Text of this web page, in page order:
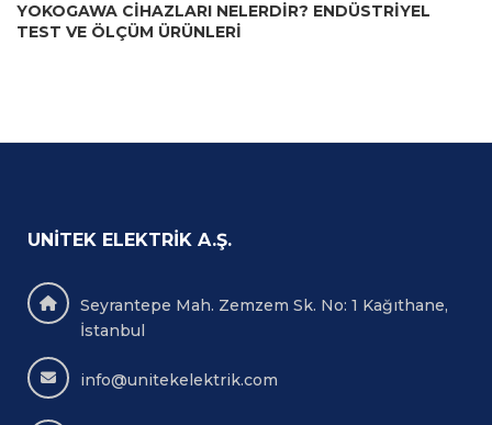
YOKOGAWA CIHAZLARI NELERDIR? ENDÜSTRIYEL
TEST VE ÖLÇÜM ÜRÜNLERI
UNITEK ELEKTRIK A.Ş.
Seyrantepe Mah. Zemzem Sk. No: 1 Kağıthane,
İstanbul
info@unitekelektrik.com